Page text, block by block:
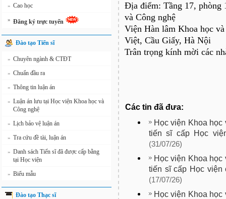
» Cao học
» Đăng ký trực tuyến
Đào tạo Tiến sĩ
» Chuyên ngành & CTĐT
» Chuẩn đầu ra
» Thông tin luận án
» Luận án lưu tại Học viện Khoa học và
Công nghệ
» Lịch bảo vệ luận án
» Tra cứu đề tài, luận án
» Danh sách Tiến sĩ đã được cấp bằng
tại Học viện
» Biểu mẫu
Đào tạo Thạc sĩ
Địa điểm: Tầng 17, phòng
và Công nghệ
Viện Hàn lâm Khoa học
Việt, Cầu Giấy, Hà Nội
Trân trọng kính mời các
Các tin đã đưa:
Học viện Khoa học
tiến sĩ cấp Học
(31/07/26)
Học viện Khoa học
tiến sĩ cấp Học viện
(17/07/26)
Học viện Khoa học